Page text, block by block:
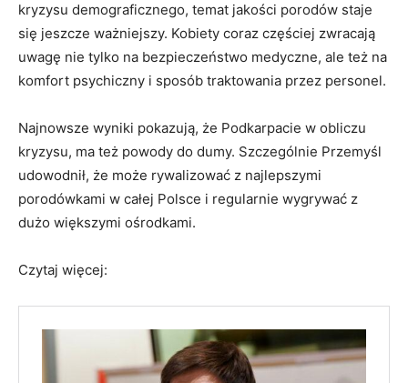
kryzysu demograficznego, temat jakości porodów staje
się jeszcze ważniejszy. Kobiety coraz częściej zwracają
uwagę nie tylko na bezpieczeństwo medyczne, ale też na
komfort psychiczny i sposób traktowania przez personel.
Najnowsze wyniki pokazują, że Podkarpacie w obliczu
kryzysu, ma też powody do dumy. Szczególnie Przemyśl
udowodnił, że może rywalizować z najlepszymi
porodówkami w całej Polsce i regularnie wygrywać z
dużo większymi ośrodkami.
Czytaj więcej: